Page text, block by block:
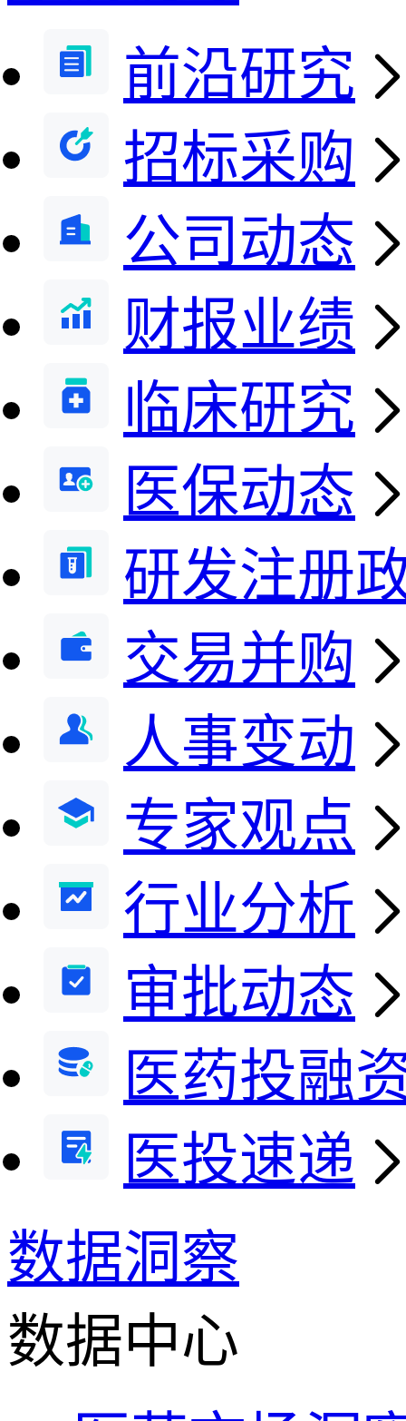
前沿研究
招标采购
公司动态
财报业绩
临床研究
医保动态
研发注册
交易并购
人事变动
专家观点
行业分析
审批动态
医药投融
医投速递
数据洞察
数据中心